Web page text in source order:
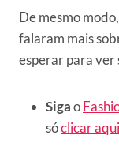
De mesmo
falaram mais
esperar para ver
Sigao
sóclicar aqui